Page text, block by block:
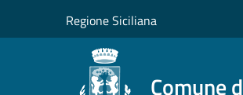
Regione Siciliana
Comune